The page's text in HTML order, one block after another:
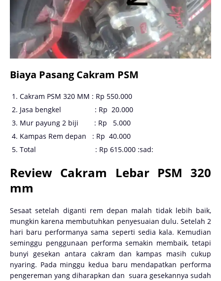
Biaya Pasang Cakram PSM
Cakram PSM 320 MM : Rp 550.000
Jasa bengkel : Rp 20.000
Mur payung 2 biji : Rp 5.000
Kampas Rem depan : Rp 40.000
Total : Rp 615.000 :sad:
Review Cakram Lebar PSM 320
mm
Sesaat setelah diganti rem depan malah tidak lebih baik,
mungkin karena membutuhkan penyesuaian dulu. Setelah 2
hari baru performanya sama seperti sedia kala. Kemudian
seminggu penggunaan performa semakin membaik, tetapi
bunyi gesekan antara cakram dan kampas masih cukup
nyaring. Pada minggu kedua baru mendapatkan performa
pengereman yang diharapkan dan suara gesekannya sudah